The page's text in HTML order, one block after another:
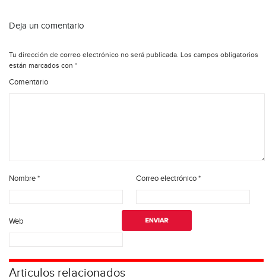
Deja un comentario
Tu dirección de correo electrónico no será publicada. Los campos obligatorios
están marcados con *
Comentario
Nombre* Correo electrónico*
Web
Articulos relacionados